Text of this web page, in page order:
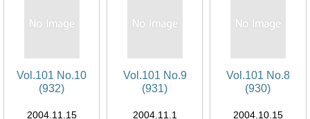
Vol.101 No.10
(932)
2004.11.15
Vol.101 No.9
(931)
2004.11.1
Vol.101 No.8
(930)
2004.10.15